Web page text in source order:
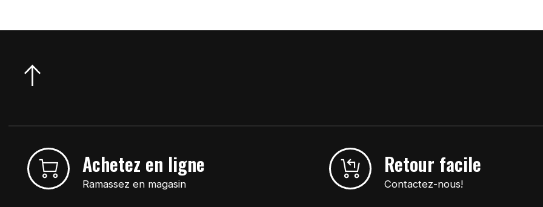
Achetez en ligne
Ramassez en magasin
Retour facile
Contactez-nous!